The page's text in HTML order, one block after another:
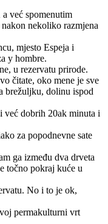
već spomenutim
nekoliko razmjena
mjesto Espeja i
y hombre.
u rezervatu prirode.
čitate, oko mene je sve
brežuljku, dolinu ispod
već dobrih 20ak minuta i
za popodnevne sate
ga između dva drveta
točno pokraj kuće u
No i to je ok,
permakulturni vrt